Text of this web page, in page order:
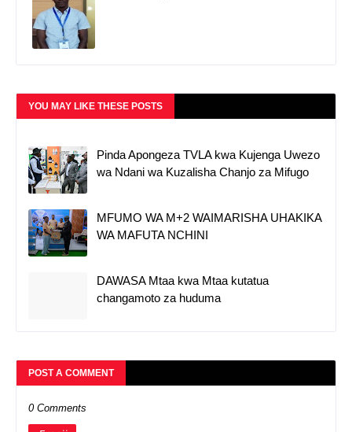
YOU MAY LIKE THESE POSTS
Pinda Apongeza TVLA kwa Kujenga Uwezo
wa Ndani wa Kuzalisha Chanjo za Mifugo
MFUMO WA M+2 WAIMARISHA UHAKIKA
WA MAFUTA NCHINI
DAWASA Mtaa kwa Mtaa kutatua
changamoto za huduma
POST A COMMENT
0 Comments